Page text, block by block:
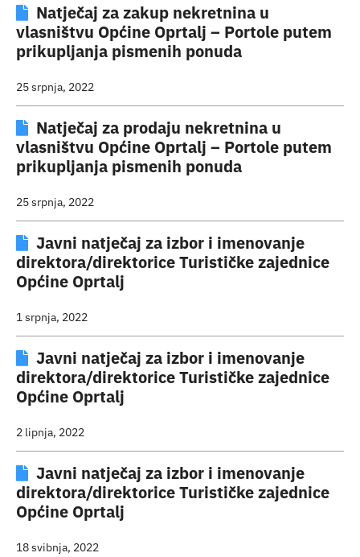
Natječaj za zakup nekretnina u
vlasništvu Općine Oprtalj – Portole putem
prikupljanja pismenih ponuda
25 srpnja, 2022
Natječaj za prodaju nekretnina u
vlasništvu Općine Oprtalj – Portole putem
prikupljanja pismenih ponuda
25 srpnja, 2022
Javni natječaj za izbor i imenovanje
direktora/direktorice Turističke zajednice
Općine Oprtalj
1 srpnja, 2022
Javni natječaj za izbor i imenovanje
direktora/direktorice Turističke zajednice
Općine Oprtalj
2 lipnja, 2022
Javni natječaj za izbor i imenovanje
direktora/direktorice Turističke zajednice
Općine Oprtalj
18 svibnja, 2022